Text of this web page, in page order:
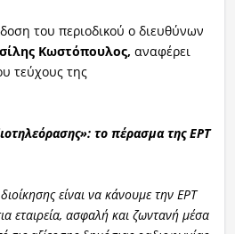
του περιοδικού ο διευθύνων
Κωστόπουλος, αναφέρει
τεύχους της
το πέρασμα της ΕΡΤ
είναι να κάνουμε την ΕΡΤ
εταιρεία, ασφαλή και ζωντανή μέσα